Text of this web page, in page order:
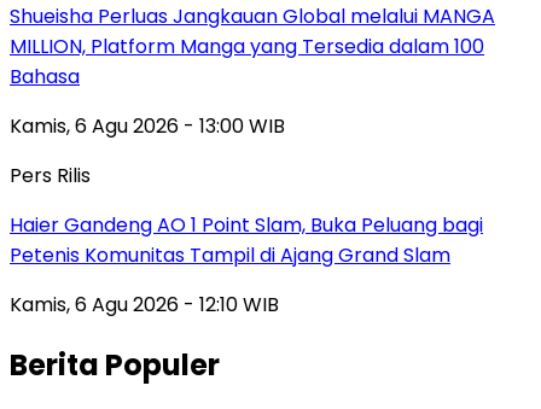
Shueisha Perluas Jangkauan Global melalui MANGA
MILLION, Platform Manga yang Tersedia dalam 100
Bahasa
Kamis, 6 Agu 2026 - 13:00 WIB
Pers Rilis
Haier Gandeng AO 1 Point Slam, Buka Peluang bagi
Petenis Komunitas Tampil di Ajang Grand Slam
Kamis, 6 Agu 2026 - 12:10 WIB
Berita Populer